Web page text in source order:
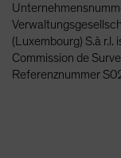
(Luxembourg) S.à r.l.
Commission de
Referenznummer